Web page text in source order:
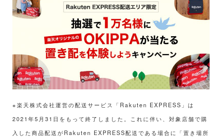
※楽天株式会社運営の配送サービス「Rakuten EXPRESS」は
2021年5月31日をもって終了しました。これに伴い、対象店舗で購
入した商品配送がRakuten EXPRESS配送である場合に「置き場所